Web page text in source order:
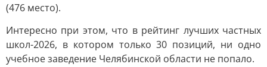
(476 место).
Интересно при этом, что в рейтинг лучших частных
школ-2026, в котором только 30 позиций, ни одно
учебное заведение Челябинской области не попало.